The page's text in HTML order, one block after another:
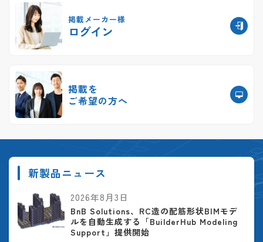
掲載メーカー様
ログイン
掲載を
ご希望の方へ
新製品ニュース
2026年8月3日
BnB Solutions、RC造の配筋形状BIMモデ
ルを自動生成する「BuilderHub Modeling
Support」提供開始